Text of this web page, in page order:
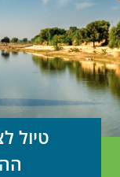
טיול